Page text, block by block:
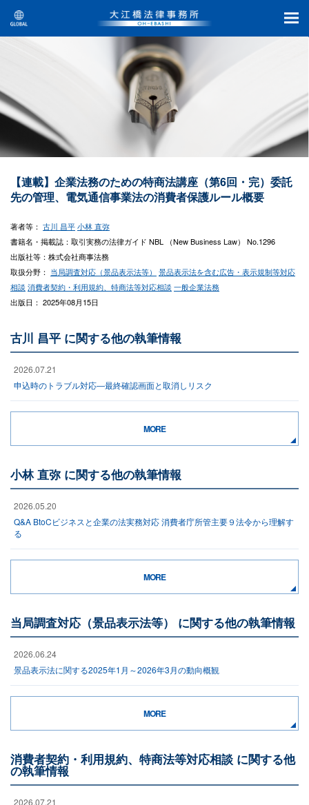
【連載】企業法務のための特商法講座（第6回・完）委託
先の管理、電気通信事業法の消費者保護ルール概要
著者等： 古川 昌平小林 直弥
書籍名・掲載誌：取引実務の法律ガイド NBL （New Business Law） No.1296
出版社等：株式会社商事法務
取扱分野： 当局調査対応（景品表示法等）
景品表示法を含む広告・表示規制等対応
相談消費者契約・利用規約、特商法等対応相談一般企業法務
出版日： 2025年08月15日
古川 昌平 に関する他の執筆情報
2026.07.21
申込時のトラブル対応―最終確認画面と取消しリスク
MORE
小林 直弥 に関する他の執筆情報
2026.05.20
Q&A BtoCビジネスと企業の法実務対応 消費者庁所管主要９法令から理解す
る
MORE
当局調査対応（景品表示法等） に関する他の執筆情報
2026.06.24
景品表示法に関する2025年1月～2026年3月の動向概観
MORE
消費者契約・利用規約、特商法等対応相談 に関する他
の執筆情報
2026.07.21